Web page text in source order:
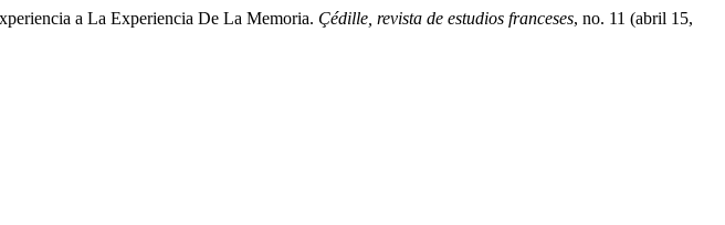
a La Experiencia De La Memoria. Çédille, revista de estudios franceses, no. 11 (abril 15,